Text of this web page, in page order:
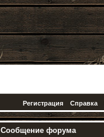
Регистрация Справка
Сообщение форума